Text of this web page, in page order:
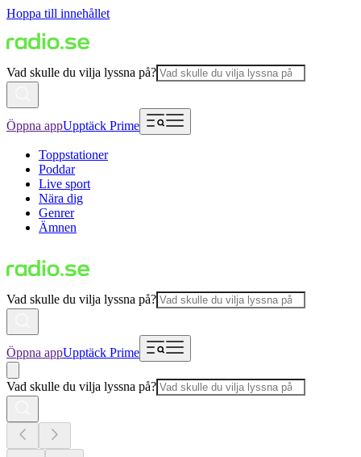
Hoppa till innehållet
Vad skulle du vilja lyssna på?
Öppna appUpptäck Prime
Toppstationer
Poddar
Live sport
Nära dig
Genrer
Ämnen
Vad skulle du vilja lyssna på?
Öppna appUpptäck Prime
Vad skulle du vilja lyssna på?